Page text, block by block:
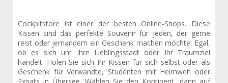
Cockpitstore ist einer der besten Online-Shops. Diese
Kissen sind das perfekte Souvenir für jeden, der gerne
reist oder jemandem ein Geschenk machen möchte. Egal,
ob es sich um Ihre Lieblingsstadt oder Ihr Traumziel
handelt. Holen Sie sich Ihr Kissen für sich selbst oder als
Geschenk für Verwandte, Studenten mit Heimweh oder